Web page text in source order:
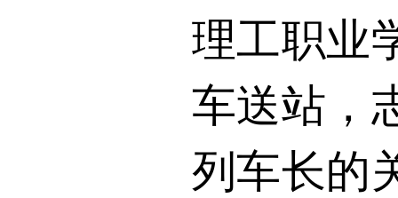
理工职业
车送站，
列车长的